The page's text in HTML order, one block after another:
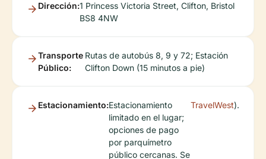
Dirección:1 Princess Victoria Street, Clifton, Bristol
BS8 4NW
Transporte
Público:
Rutas de autobús 8, 9 y 72; Estación
Clifton Down (15 minutos a pie)
Estacionamiento:Estacionamiento
limitado en el lugar;
opciones de pago
por parquímetro
público cercanas. Se
TravelWest).